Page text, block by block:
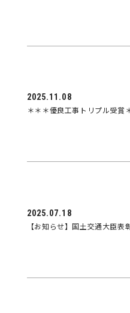
2025.11.08
＊＊＊優良工事トリプル受賞
2025.07.18
【お知らせ】国土交通大臣表